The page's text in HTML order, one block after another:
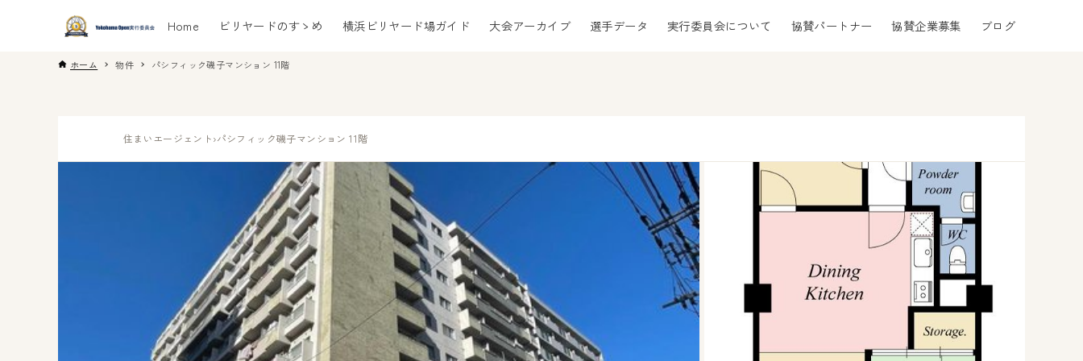
Home ビリヤードのすゝめ 横浜ビリヤード場ガイド 大会アーカイブ 選手データ 実行委員会について 協賛パートナー 協賛企業募集 ブログ
ホーム 物件 パシフィック磯子マンション 11階
住まいエージェント›パシフィック磯子マンション 11階